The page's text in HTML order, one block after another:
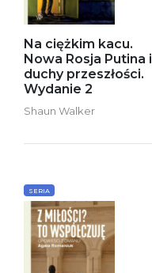
Na ciężkim kacu.
Nowa Rosja Putina i
duchy przeszłości.
Wydanie 2
Shaun Walker
SERIA